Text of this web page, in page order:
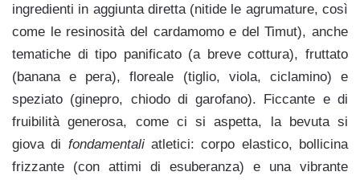
ingredienti in aggiunta diretta (nitide le agrumature, così
come le resinosità del cardamomo e del Timut), anche
tematiche di tipo panificato (a breve cottura), fruttato
(banana e pera), floreale (tiglio, viola, ciclamino) e
speziato (ginepro, chiodo di garofano). Ficcante e di
fruibilità generosa, come ci si aspetta, la bevuta si
giova di fondamentaliatletici: corpo elastico, bollicina
frizzante (con attimi di esuberanza) e una vibrante